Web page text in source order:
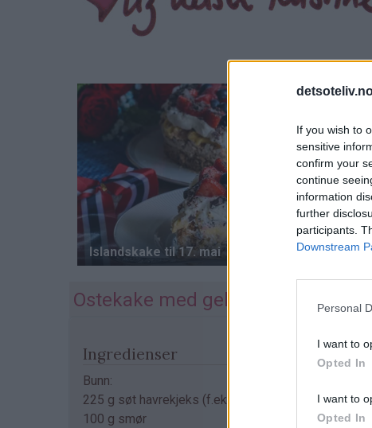
If you wish to
sensitive
confirm your
continue
information
further
participants.
Downstream
Personal
I want to
Opted In
I want to
Opted In
Ostekake med gelélokk
Ingredienser
Bunn:
225 g søt havrekjeks (f.eks. 3/4 pk Bixit)
100 g smør